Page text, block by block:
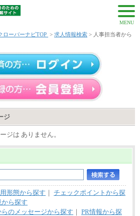
MENU
ローバーナビTOP > 求人情報検索 > 人事担当者から
ジ
ジは ありません。
形態から探す ｜ チェックポイントから探
ら探す
のメッセージから探す ｜ PR情報から探